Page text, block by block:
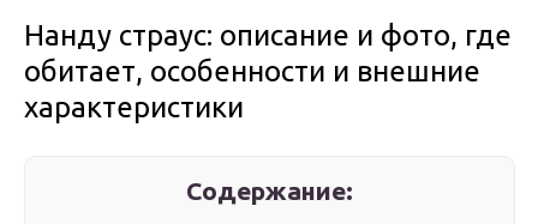
Нанду страус: описание и фото, где
обитает, особенности и внешние
характеристики
Содержание: